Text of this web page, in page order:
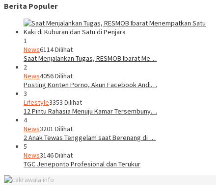
Berita Populer
1
News6114 Dilihat
Saat Menjalankan Tugas, RESMOB Ibarat Me…
2
News4056 Dilihat
Posting Konten Porno, Akun Facebook Andi…
3
Lifestyle3353 Dilihat
12 Pintu Rahasia Menuju Kamar Tersembuny…
4
News3201 Dilihat
2 Anak Tewas Tenggelam saat Berenang di …
5
News3146 Dilihat
TGC Jeneponto Profesional dan Terukur